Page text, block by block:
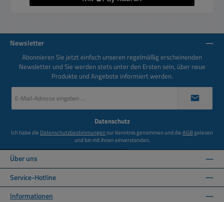
Newsletter
Abonnieren Sie jetzt einfach unseren regelmäßig erscheinenden
Newsletter und Sie werden stets unter den Ersten sein, über neue
Produkte und Angebote informiert werden.
Mail-
Datenschutz
Ich habe die Datenschutzbestimmungenzur Kenntnis genommen und dieAGBgelesen
und bin mit ihnen einverstanden.
Über uns
Service-Hotline
Informationen